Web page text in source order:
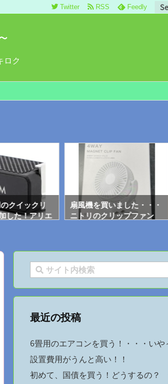
ロク
Twitter RSS Feedly
クイックリ
した！アリエ
扇風機を買いました・・・
ニトリのクリップファン
最近の投稿
6畳用のエアコンを買う！・・・いや
設置費用がうんと高い！！
初めて、国債を買う！どうするの？